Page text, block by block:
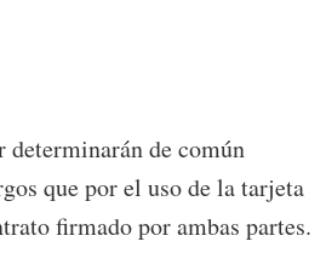
de común
que por el uso de la tarjeta
firmado por ambas partes.